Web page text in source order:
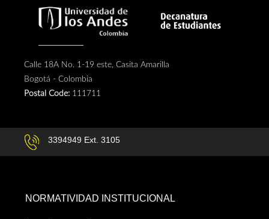
Calle 18A No. 1-19 este, Casita Amarilla
Bogotá - Colombia
Postal Code: 111711
3394949 Ext. 3105
NORMATIVIDAD INSTITUCIONAL